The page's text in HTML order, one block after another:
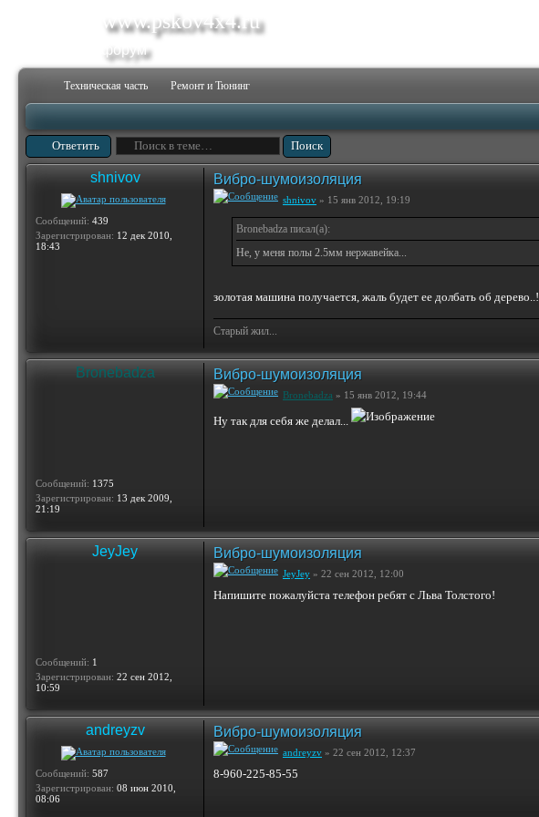
www.pskov4x4.ru
форум
Техническая часть Ремонт и Тюнинг
Ответить
shnivov
Сообщений: 439
Зарегистрирован: 12 дек 2010,
18:43
Вибро-шумоизоляция
shnivov » 15 янв 2012, 19:19
Bronebadza писал(а):
Не, у меня полы 2.5мм нержавейка...
золотая машина получается, жаль будет ее долбать об дерево..!
Старый жил...
Bronebadza
Сообщений: 1375
Зарегистрирован: 13 дек 2009,
21:19
Вибро-шумоизоляция
Bronebadza » 15 янв 2012, 19:44
Ну так для себя же делал...
JeyJey
Сообщений: 1
Зарегистрирован: 22 сен 2012,
10:59
Вибро-шумоизоляция
JeyJey » 22 сен 2012, 12:00
Напишите пожалуйста телефон ребят с Льва Толстого!
andreyzv
Сообщений: 587
Зарегистрирован: 08 июн 2010,
08:06
Вибро-шумоизоляция
andreyzv » 22 сен 2012, 12:37
8-960-225-85-55